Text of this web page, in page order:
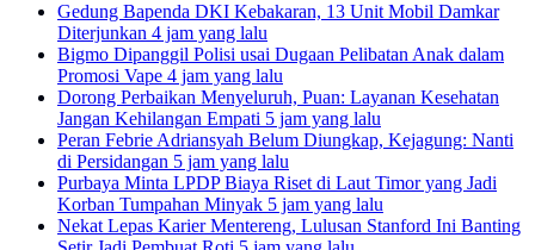
Gedung Bapenda DKI Kebakaran, 13 Unit Mobil Damkar
Diterjunkan 4 jam yang lalu
Bigmo Dipanggil Polisi usai Dugaan Pelibatan Anak dalam
Promosi Vape 4 jam yang lalu
Dorong Perbaikan Menyeluruh, Puan: Layanan Kesehatan
Jangan Kehilangan Empati 5 jam yang lalu
Peran Febrie Adriansyah Belum Diungkap, Kejagung: Nanti
di Persidangan 5 jam yang lalu
Purbaya Minta LPDP Biaya Riset di Laut Timor yang Jadi
Korban Tumpahan Minyak 5 jam yang lalu
Nekat Lepas Karier Mentereng, Lulusan Stanford Ini Banting